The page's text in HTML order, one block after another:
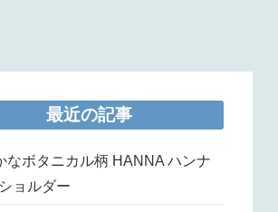
最近の記事
なボタニカル柄 HANNA ハンナ
ョルダー